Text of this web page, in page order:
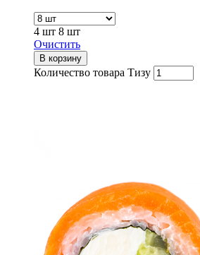
4 шт 8 шт
Очистить
В корзину
Количество товара Тизу